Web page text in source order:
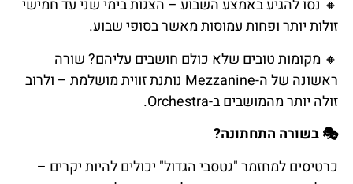
🔸 נסולהגיעבאמצעהשבוע – הצגותבימישניעדחמישי
זולותיותרופחותעמוסותמאשרבסופישבוע.
🔸 מקומותטובים שלא כולם חושבים עליהם?שורה
ראשונה שלה
-Mezzanine נותנת זווית מושלמת – ולרוב
זולה יותר מהמושבים ב-Orchestra.
🎭בשורה התחתונה?
כרטיסים למחזמר "גטסבי הגדול" יכולים להיות יקרים –